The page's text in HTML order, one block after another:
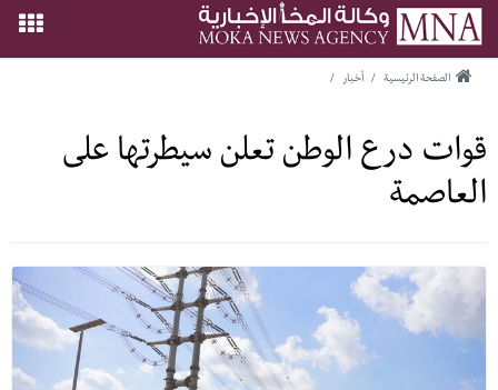
الصفحة الرئيسية / أخبار /
قوات درع الوطن تعلن سيطرتها على
العاصمة